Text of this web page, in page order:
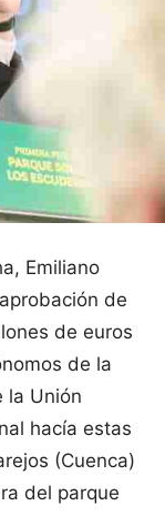
Emiliano
de
de euros
de la
la Unión
hacía estas
(Cuenca)
del parque